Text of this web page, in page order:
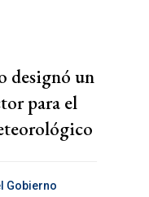
designó un
para el
Gobierno